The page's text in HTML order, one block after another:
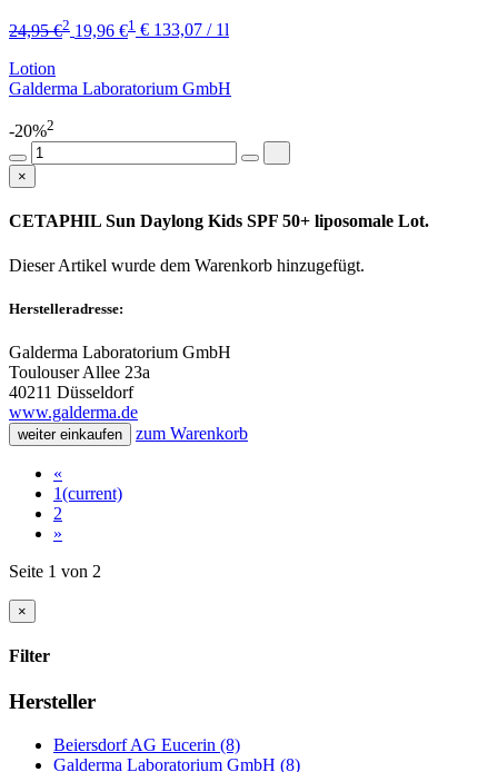
24,95 €2 19,96 €1 € 133,07 / 1l
Lotion
Galderma Laboratorium GmbH
-20%2
×
CETAPHIL Sun Daylong Kids SPF 50+ liposomale Lot.
Dieser Artikel wurde dem Warenkorb hinzugefügt.
Herstelleradresse:
Galderma Laboratorium GmbH
Toulouser Allee 23a
40211 Düsseldorf
www.galderma.de
weiter einkaufen zum Warenkorb
«
1(current)
2
»
Seite 1 von 2
×
Filter
Hersteller
Beiersdorf AG Eucerin (8)
Galderma Laboratorium GmbH (8)